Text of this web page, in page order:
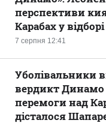
7 серпня 12:41
перспективи
Карабах у
Уболівальники
вердикт Динамо
перемоги над
дісталося